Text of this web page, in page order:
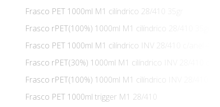
Frasco PET 1000ml M1 cilíndrico 28/410 35gr
Frasco rPET(100%) 1000ml M1 cilíndrico 28/410 35gr
Frasco PET 1000ml M1 cilíndrico INV 28/410 c/anel
Frasco rPET(30%) 1000ml M1 cilíndrico INV 28/410 c/
Frasco rPET(100%) 1000ml M1 cilíndrico INV 28/410 c/
Frasco PET 1000ml trigger M1 28/410